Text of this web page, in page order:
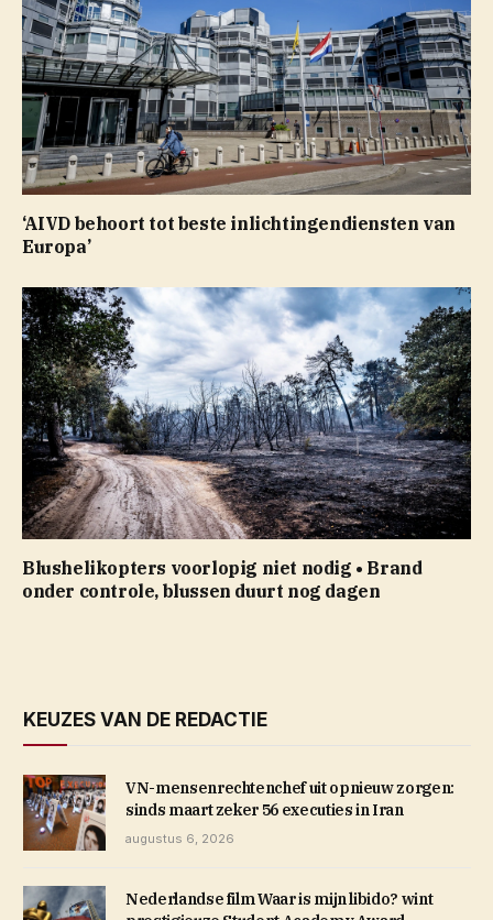
‘AIVD behoort tot beste inlichtingendiensten van
Europa’
Blushelikopters voorlopig niet nodig • Brand
onder controle, blussen duurt nog dagen
KEUZES VAN DE REDACTIE
VN-mensenrechtenchef uit opnieuw zorgen:
sinds maart zeker 56 executies in Iran
augustus 6, 2026
Nederlandse film Waar is mijn libido? wint